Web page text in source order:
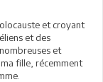
et croyant
et des
et
fille, récemment